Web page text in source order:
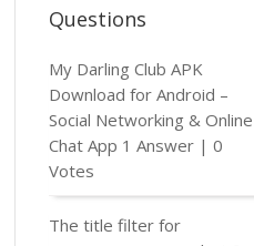
Questions
My Darling Club APK
Download for Android –
Social Networking & Online
Chat App 1 Answer |0
Votes
The title filter for